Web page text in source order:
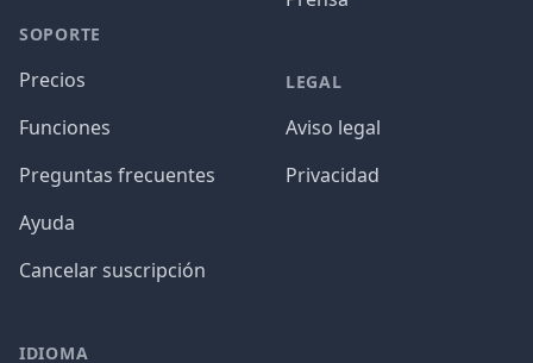
SOPORTE
Precios
Funciones
Preguntas frecuentes
Ayuda
Cancelar suscripción
LEGAL
Aviso legal
Privacidad
IDIOMA